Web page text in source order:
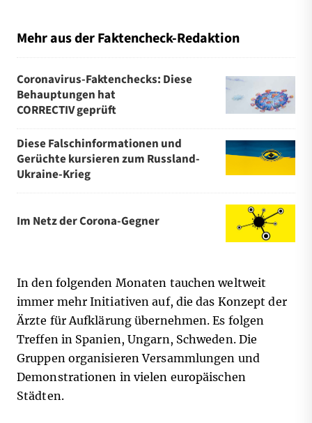
Mehr aus der Faktencheck-Redaktion
Coronavirus-Faktenchecks: Diese
Behauptungen hat
CORRECTIV geprüft
Diese Falschinformationen und
Gerüchte kursieren zum Russland-
Ukraine-Krieg
Im Netz der Corona-Gegner
In den folgenden Monaten tauchen weltweit
immer mehr Initiativen auf, die das Konzept der
Ärzte für Aufklärung übernehmen. Es folgen
Treffen in Spanien, Ungarn, Schweden. Die
Gruppen organisieren Versammlungen und
Demonstrationen in vielen europäischen
Städten.